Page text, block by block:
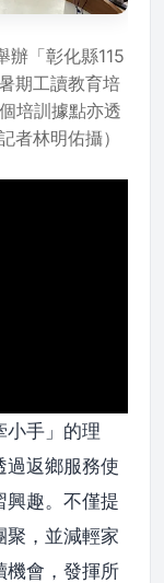
「彰化縣115
期工讀教育培
培訓據點亦透
者林明佑攝）
小手」的理
過返鄉服務使
興趣。不僅提
聚，並減輕家
機會，發揮所